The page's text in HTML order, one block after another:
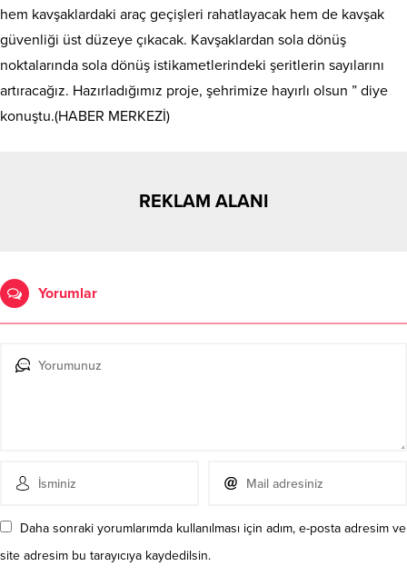
hem kavşaklardaki araç geçişleri rahatlayacak hem de kavşak
güvenliği üst düzeye çıkacak. Kavşaklardan sola dönüş
noktalarında sola dönüş istikametlerindeki şeritlerin sayılarını
artıracağız. Hazırladığımız proje, şehrimize hayırlı olsun ” diye
konuştu.(HABER MERKEZİ)
REKLAM ALANI
Yorumlar
Daha sonraki yorumlarımda kullanılması için adım, e-posta adresim ve
site adresim bu tarayıcıya kaydedilsin.